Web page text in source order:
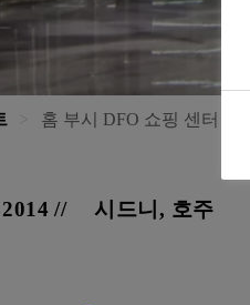
홈 부시 DFO 쇼핑 센터
2014 시드니, 호주